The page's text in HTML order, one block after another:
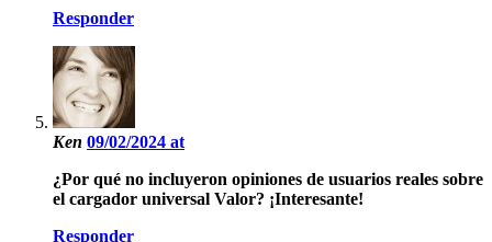
Responder
Ken 09/02/2024 at
¿Por qué no incluyeron opiniones de usuarios reales sobre
el cargador universal Valor? ¡Interesante!
Responder